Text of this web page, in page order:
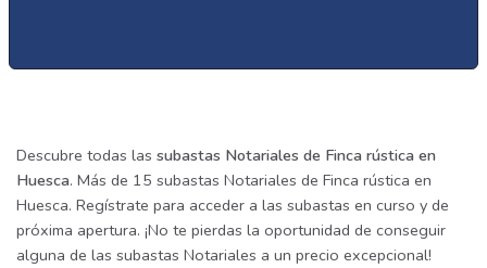
Descubre todas las subastas Notariales de Finca rústica en
Huesca. Más de 15 subastas Notariales de Finca rústica en
Huesca. Regístrate para acceder a las subastas en curso y de
próxima apertura. ¡No te pierdas la oportunidad de conseguir
alguna de las subastas Notariales a un precio excepcional!